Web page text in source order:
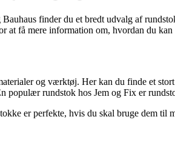
finder du et bredt udvalg af
få mere information om, hvordan du
og værktøj. Her kan du finde et
populær rundstok hos Jem og Fix er
er perfekte, hvis du skal bruge dem til